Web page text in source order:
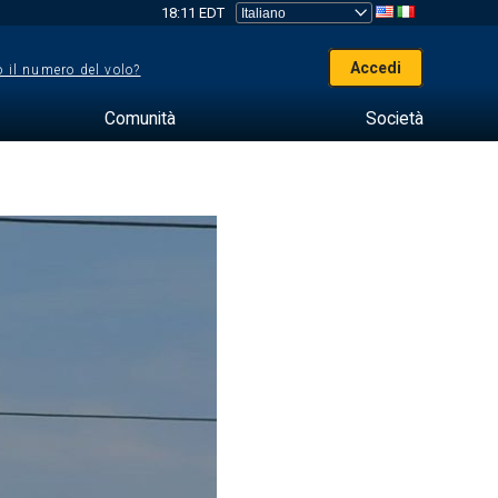
18:11 EDT
il numero del volo? Accedi
Comunità Società